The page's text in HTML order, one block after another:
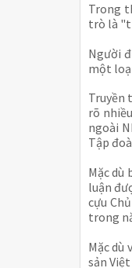
Trong
trò là
Người
một
Truyền
rõ
ngoài
Tập
Mặc dù
luận
cựu
trong
Mặc dù
sản